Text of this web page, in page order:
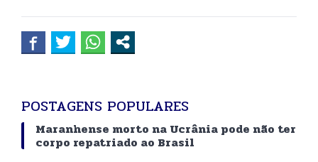
POSTAGENS POPULARES
Maranhense morto na Ucrânia pode não ter
corpo repatriado ao Brasil